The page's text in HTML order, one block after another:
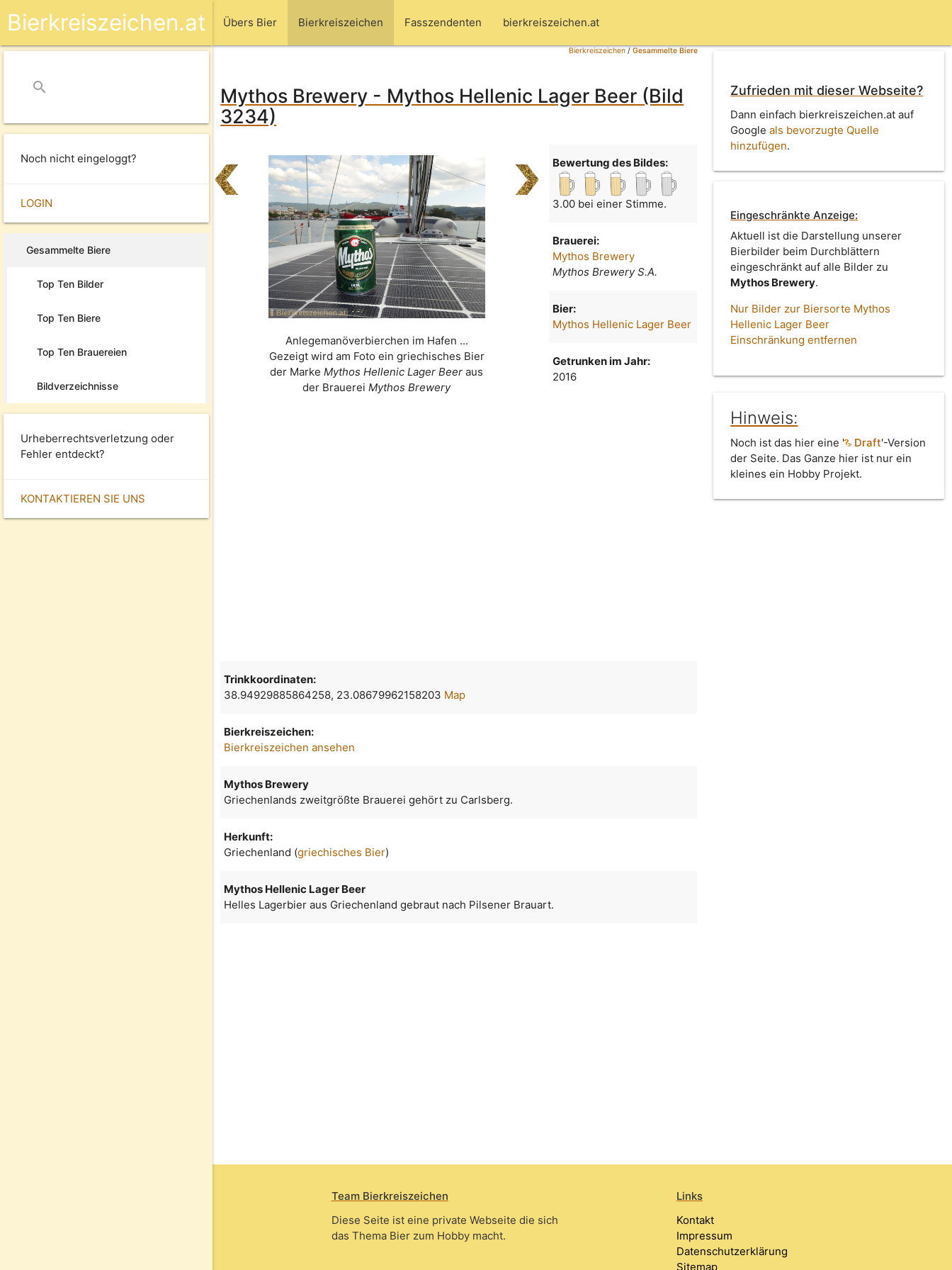
Übers Bier Bierkreiszeichen Fasszendenten bierkreiszeichen.at
Bierkreiszeichen.at
search
Noch nicht eingeloggt?
LOGIN
Gesammelte Biere
Top Ten Bilder
Top Ten Biere
Top Ten Brauereien
Bildverzeichnisse
Urheberrechtsverletzung oder
Fehler entdeckt?
KONTAKTIEREN SIE UNS
Bierkreiszeichen/Gesammelte Biere
Mythos Brewery - Mythos Hellenic Lager Beer (Bild
3234)
Anlegemanöverbierchen im Hafen ...
Gezeigt wird am Foto ein griechisches Bier
der MarkeMythos Hellenic Lager Beer aus
der BrauereiMythos Brewery
Bewertung des Bildes:
3.00 bei einer Stimme.
Brauerei:
Mythos Brewery
Mythos Brewery S.A.
Bier:
Mythos Hellenic Lager Beer
Getrunken im Jahr:
2016
Zufrieden mit dieser Webseite?
Dann einfach bierkreiszeichen.at auf
Googleals bevorzugte Quelle
hinzufügen.
Eingeschränkte Anzeige:
Aktuell ist die Darstellung unserer
Bierbilder beim Durchblättern
eingeschränkt auf alle Bilder zu
Mythos Brewery.
Nur Bilder zur Biersorte Mythos
Hellenic Lager Beer
Einschränkung entfernen
Hinweis:
Noch ist das hier eine ' Draft'-Version
der Seite. Das Ganze hier ist nur ein
kleines ein Hobby Projekt.
Trinkkoordinaten:
38.94929885864258, 23.08679962158203 Map
Bierkreiszeichen:
Bierkreiszeichen ansehen
Mythos Brewery
Griechenlands zweitgrößte Brauerei gehört zu Carlsberg.
Herkunft:
Griechenland (griechisches Bier)
Mythos Hellenic Lager Beer
Helles Lagerbier aus Griechenland gebraut nach Pilsener Brauart.
Team Bierkreiszeichen
Diese Seite ist eine private Webseite die sich
das Thema Bier zum Hobby macht.
Links
Kontakt
Impressum
Datenschutzerklärung
Sitemap